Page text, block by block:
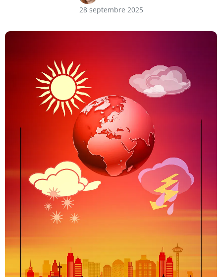
28 septembre 2025